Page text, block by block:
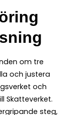
om tre
och justera
och
Skatteverket.
steg,